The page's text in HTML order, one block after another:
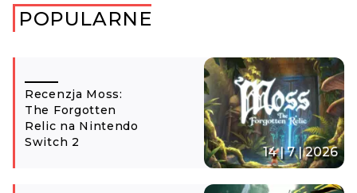
POPULARNE
Recenzja Moss:
The Forgotten
Relic na Nintendo
Switch 2
14 | 7 | 2026